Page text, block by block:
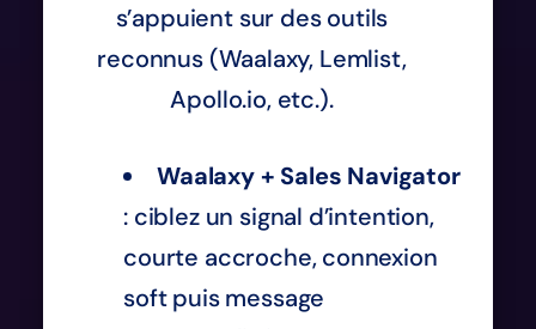
s’appuient sur des outils
reconnus (Waalaxy, Lemlist,
Apollo.io, etc.).
Waalaxy + Sales Navigator
: ciblez un signal d’intention,
courte accroche, connexion
soft puis message